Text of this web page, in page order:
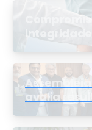
avalia
a eleição